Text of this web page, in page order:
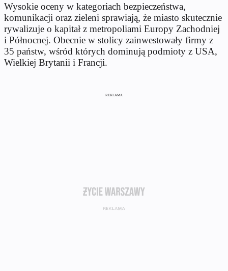
Wysokie oceny w kategoriach bezpieczeństwa,
komunikacji oraz zieleni sprawiają, że miasto skutecznie
rywalizuje o kapitał z metropoliami Europy Zachodniej
i Północnej. Obecnie w stolicy zainwestowały firmy z
35 państw, wśród których dominują podmioty z USA,
Wielkiej Brytanii i Francji.
REKLAMA